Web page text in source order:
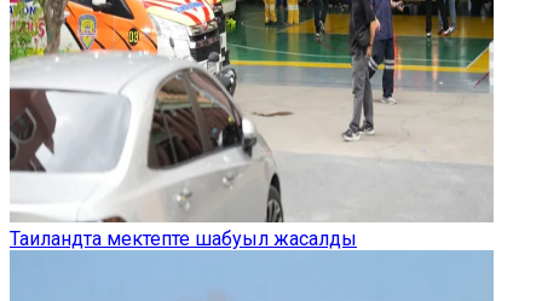
Таиландта мектепте шабуыл жасалды